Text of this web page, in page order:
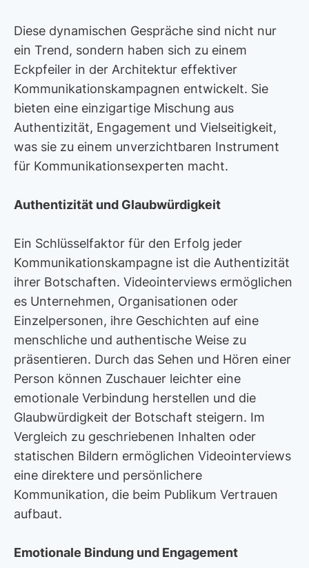
Diese dynamischen Gespräche sind nicht nur
ein Trend, sondern haben sich zu einem
Eckpfeiler in der Architektur effektiver
Kommunikationskampagnen entwickelt. Sie
bieten eine einzigartige Mischung aus
Authentizität, Engagement und Vielseitigkeit,
was sie zu einem unverzichtbaren Instrument
für Kommunikationsexperten macht.
Authentizität und Glaubwürdigkeit
Ein Schlüsselfaktor für den Erfolg jeder
Kommunikationskampagne ist die Authentizität
ihrer Botschaften. Videointerviews ermöglichen
es Unternehmen, Organisationen oder
Einzelpersonen, ihre Geschichten auf eine
menschliche und authentische Weise zu
präsentieren. Durch das Sehen und Hören einer
Person können Zuschauer leichter eine
emotionale Verbindung herstellen und die
Glaubwürdigkeit der Botschaft steigern. Im
Vergleich zu geschriebenen Inhalten oder
statischen Bildern ermöglichen Videointerviews
eine direktere und persönlichere
Kommunikation, die beim Publikum Vertrauen
aufbaut.
Emotionale Bindung und Engagement